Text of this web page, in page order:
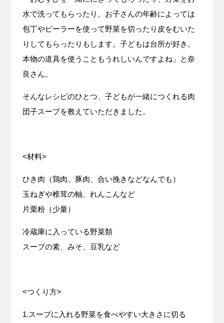
水で洗ってもらったり。お子さんの年齢によっては
包丁やピーラーを使って野菜を切ったり皮をむいた
りしてもらったりもします。子どもは台所が好き。
本物の道具を使うこともうれしいんですよね」と奈
良さん。
そんなレシピのひとつ、子どもが一緒につくれる肉
団子スープを教えていただきました。
<材料>
ひき肉（鶏肉、豚肉、合い挽きなどなんでも）
玉ねぎや椎茸の軸、れんこんなど
片栗粉（少量）
冷蔵庫に入っている野菜類
スープの素、みそ、豆乳など
<つくり方>
1.スープに入れる野菜を食べやすい大きさに切る